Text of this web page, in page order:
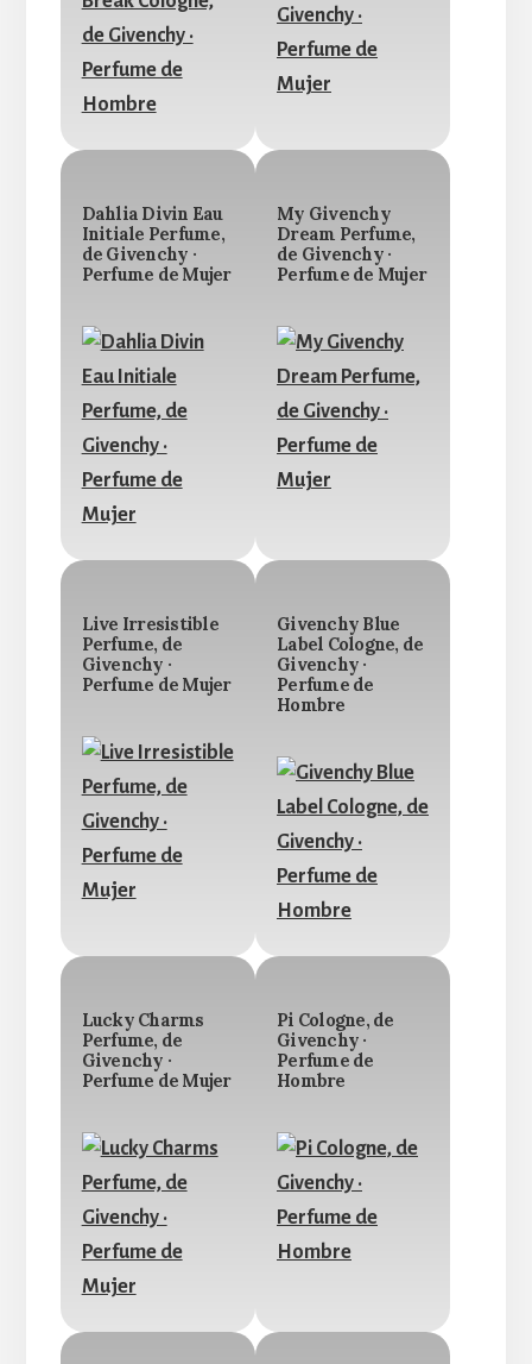
Dahlia Divin Eau
Initiale Perfume,
de Givenchy ·
Perfume de Mujer
My Givenchy
Dream Perfume,
de Givenchy ·
Perfume de Mujer
Live Irresistible
Perfume, de
Givenchy ·
Perfume de Mujer
Givenchy Blue
Label Cologne, de
Givenchy ·
Perfume de
Hombre
Lucky Charms
Perfume, de
Givenchy ·
Perfume de Mujer
Pi Cologne, de
Givenchy ·
Perfume de
Hombre